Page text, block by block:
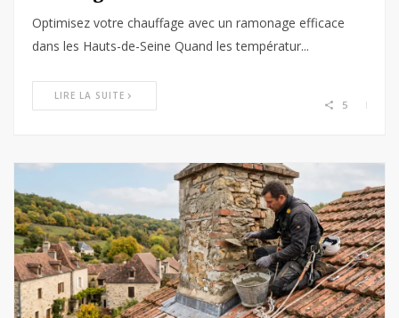
Optimisez votre chauffage avec un ramonage efficace
dans les Hauts-de-Seine Quand les températur...
LIRE LA SUITE
5